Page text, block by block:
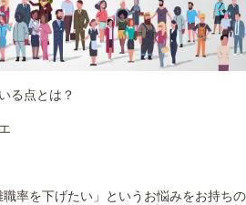
る点とは？
職率を下げたい」というお悩みをお持ちの